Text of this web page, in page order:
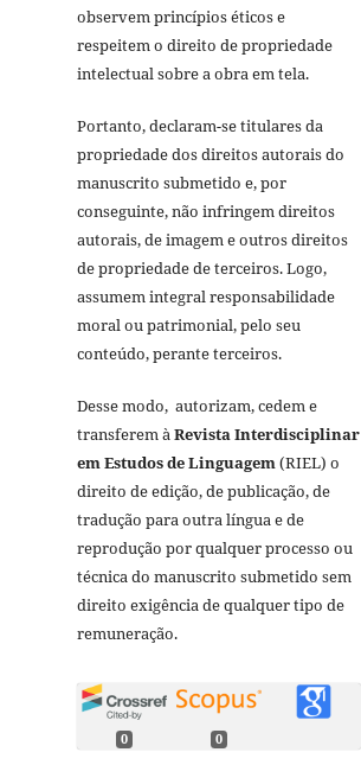
observem princípios éticos e
respeitem o direito de propriedade
intelectual sobre a obra em tela.
Portanto, declaram-se titulares da
propriedade dos direitos autorais do
manuscrito submetido e, por
conseguinte, não infringem direitos
autorais, de imagem e outros direitos
de propriedade de terceiros. Logo,
assumem integral responsabilidade
moral ou patrimonial, pelo seu
conteúdo, perante terceiros.
Desse modo, autorizam, cedem e
transferem à Revista Interdisciplinar
em Estudos de Linguagem (RIEL) o
direito de edição, de publicação, de
tradução para outra língua e de
reprodução por qualquer processo ou
técnica do manuscrito submetido sem
direito exigência de qualquer tipo de
remuneração.
0 0